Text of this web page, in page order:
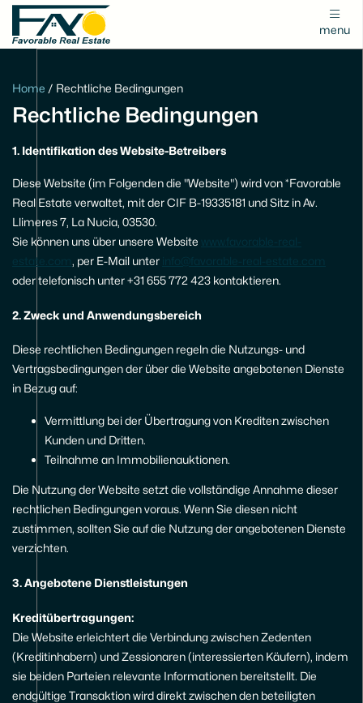
menu
Home / Rechtliche Bedingungen
Rechtliche Bedingungen
1. Identifikation des Website-Betreibers
Diese Website (im Folgenden die "Website") wird von *Favorable
Real Estate verwaltet, mit der CIF B-19335181 und Sitz in Av.
Llimeres 7, La Nucia, 03530.
Sie können uns über unsere Website www.favorable-real-
estate.com , per E-Mail unter
info@favorable-real-estate.com
oder telefonisch unter +31 655 772 423 kontaktieren.
2. Zweck und Anwendungsbereich
Diese rechtlichen Bedingungen regeln die Nutzungs- und
Vertragsbedingungen der über die Website angebotenen Dienste
in Bezug auf:
Vermittlung bei der Übertragung von Krediten zwischen
Kunden und Dritten.
Teilnahme an Immobilienauktionen.
Die Nutzung der Website setzt die vollständige Annahme dieser
rechtlichen Bedingungen voraus. Wenn Sie diesen nicht
zustimmen, sollten Sie auf die Nutzung der angebotenen Dienste
verzichten.
3. Angebotene Dienstleistungen
Kreditübertragungen:
Die Website erleichtert die Verbindung zwischen Zedenten
(Kreditinhabern) und Zessionaren (interessierten Käufern), indem
sie beiden Parteien relevante Informationen bereitstellt. Die
endgültige Transaktion wird direkt zwischen den beteiligten